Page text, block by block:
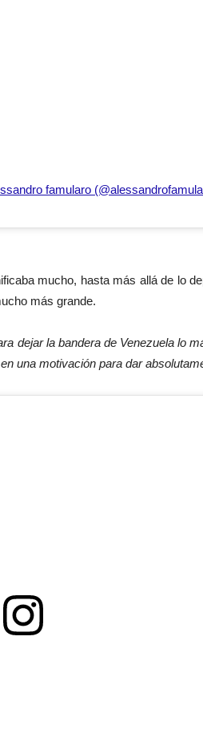
mucho, hasta más allá de lo
más grande.
dejar la bandera de Venezuela lo
una motivación para dar